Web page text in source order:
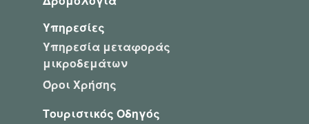
Υπηρεσίες
Υπηρεσία μεταφοράς
μικροδεμάτων
Όροι Χρήσης
Τουριστικός Οδηγός